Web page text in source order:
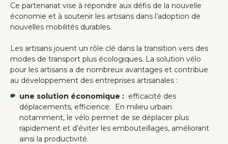
Ce partenariat vise à répondre aux défis de la nouvelle
économie et à soutenir les artisans dans l’adoption de
nouvelles mobilités durables.
Les artisans jouent un rôle clé dans la transition vers des
modes de transport plus écologiques. La solution vélo
pour les artisans a de nombreux avantages et contribue
au développement des entreprises artisanales :
une solution économique : efficacité des
déplacements, efficience. En milieu urbain
notamment, le vélo permet de se déplacer plus
rapidement et d’éviter les embouteillages, améliorant
ainsi la productivité.